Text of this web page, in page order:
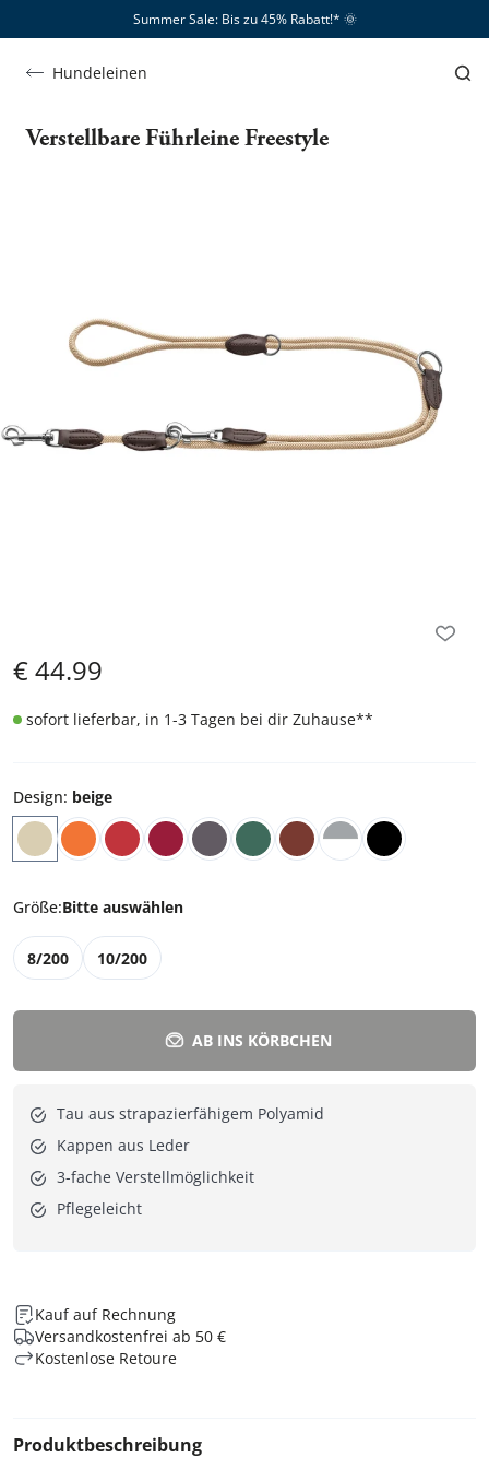
Summer Sale: Bis zu 45% Rabatt!*​ 🌞
Hundeleinen
Verstellbare Führleine Freestyle
€44.99
sofort lieferbar, in 1-3 Tagen bei dir Zuhause**
Design: beige
Größe:Bitte auswählen
8/200 10/200
AB INS KÖRBCHEN
Tau aus strapazierfähigem Polyamid
Kappen aus Leder
3-fache Verstellmöglichkeit
Pflegeleicht
Kauf auf Rechnung
Versandkostenfrei ab 50 €
Kostenlose Retoure
Produktbeschreibung